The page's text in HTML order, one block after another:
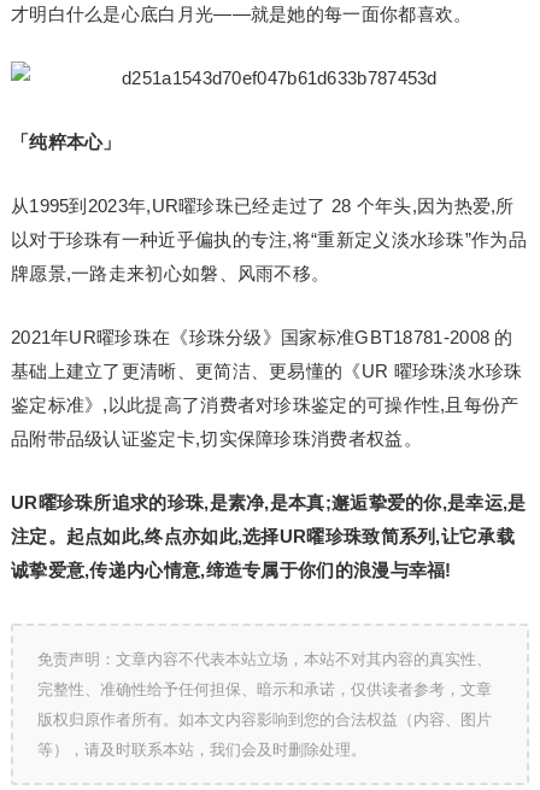
才明白什么是心底白月光——就是她的每一面你都喜欢。
「纯粹本心」
从1995到2023年,UR曜珍珠已经走过了 28 个年头,因为热爱,所
以对于珍珠有一种近乎偏执的专注,将“重新定义淡水珍珠”作为品
牌愿景,一路走来初心如磐、风雨不移。
2021年UR曜珍珠在《珍珠分级》国家标准GBT18781-2008 的
基础上建立了更清晰、更简洁、更易懂的《UR 曜珍珠淡水珍珠
鉴定标准》,以此提高了消费者对珍珠鉴定的可操作性,且每份产
品附带品级认证鉴定卡,切实保障珍珠消费者权益。
UR曜珍珠所追求的珍珠,是素净,是本真;邂逅挚爱的你,是幸运,是
注定。起点如此,终点亦如此,选择UR曜珍珠致简系列,让它承载
诚挚爱意,传递内心情意,缔造专属于你们的浪漫与幸福!
免责声明：文章内容不代表本站立场，本站不对其内容的真实性、
完整性、准确性给予任何担保、暗示和承诺，仅供读者参考，文章
版权归原作者所有。如本文内容影响到您的合法权益（内容、图片
等），请及时联系本站，我们会及时删除处理。